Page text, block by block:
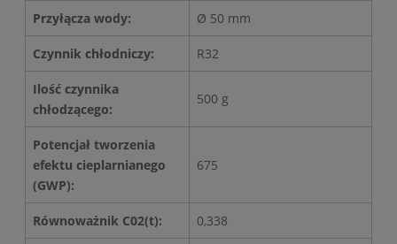
Przyłącza wody: Ø 50 mm
Czynnik chłodniczy: R32
Ilość czynnika
chłodzącego:
500 g
Potencjał tworzenia
efektu cieplarnianego
(GWP):
675
Równoważnik C02(t): 0,338